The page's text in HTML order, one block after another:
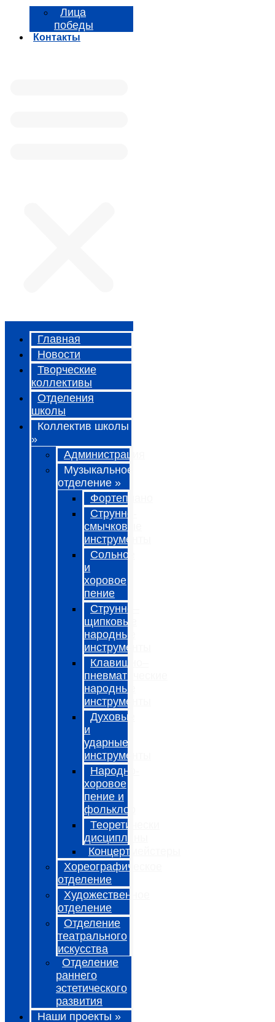
Лица
победы
Контакты
Главная
Новости
Творческие
коллективы
Отделения
школы
Коллектив школы
»
Администрация
Музыкальное
отделение »
Фортепиано
Струнно-
смычковые
инструменты
Сольное
и
хоровое
пение
Струнно–
щипковые
народные
инструменты
Клавишно–
пневматические
народные
инструменты
Духовые
и
ударные
инструменты
Народно-
хоровое
пение и
фольклор
Теоретически
дисциплины
Концертмейстеры
Хореографическое
отделение
Художественное
отделение
Отделение
театрального
искусства
Отделение
раннего
эстетического
развития
Наши проекты »